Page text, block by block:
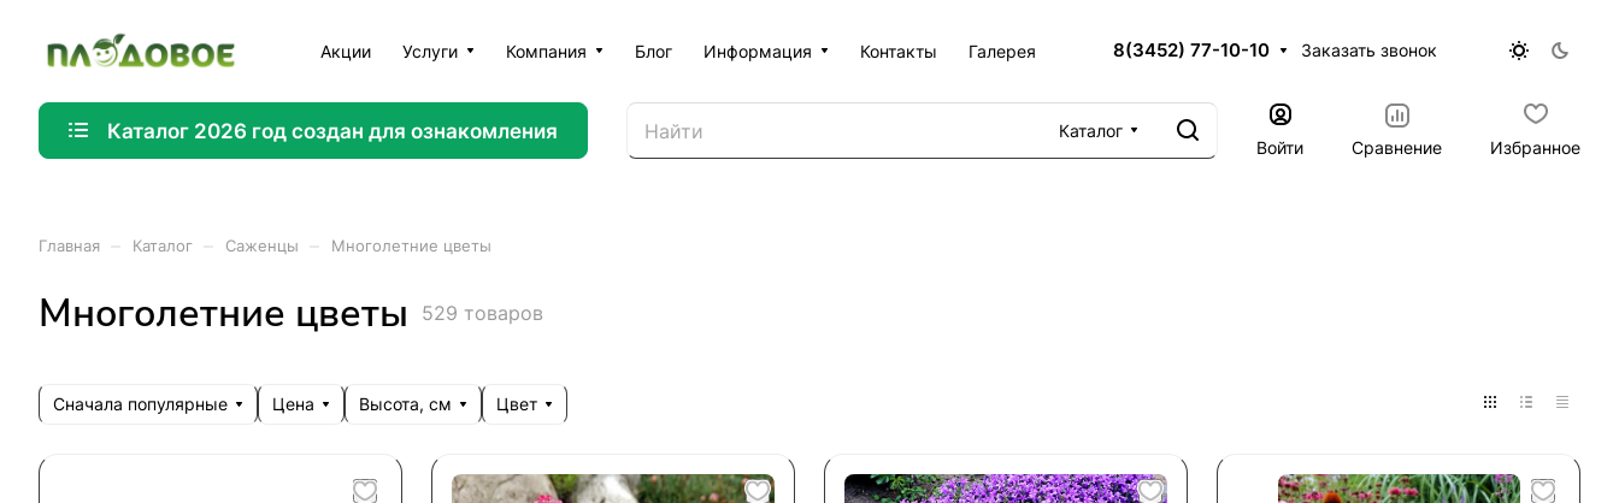
Акции Услуги Компания Блог Информация Контакты Галерея 8(3452) 77-10-10 Заказать звонок
Каталог 2026 год создан для ознакомления
Каталог
Войти
Сравнение Избранное
Главная Каталог Саженцы Многолетние цветы
Многолетние цветы 529 товаров
Сначала популярные Цена Высота, см Цвет